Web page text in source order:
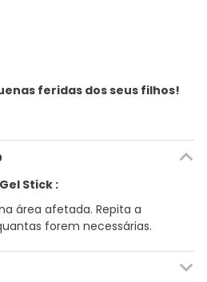
feridas dos seus filhos!
Stick :
área afetada. Repita a
forem necessárias.